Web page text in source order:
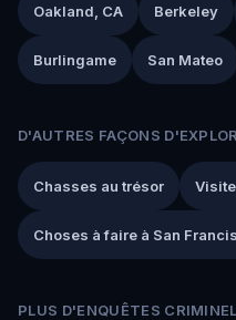
Oakland, CA Berkeley
Burlingame San Mateo
D'AUTRES FAÇONS
Chasses au trésor
Choses à faire à San
PLUS D'ENQUÊTES